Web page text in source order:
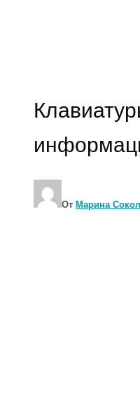
От Марина